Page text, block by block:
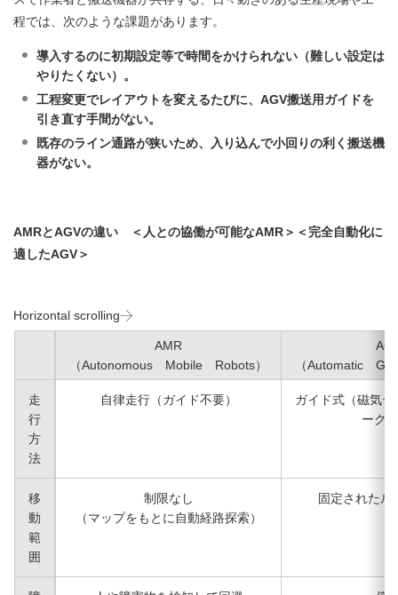
程では、次のような課題があります。
導入するのに初期設定等で時間をかけられない（難しい設定は
やりたくない）。
工程変更でレイアウトを変えるたびに、AGV搬送用ガイドを
引き直す手間がない。
既存のライン通路が狭いため、入り込んで小回りの利く搬送機
器がない。
AMRとAGVの違い ＜人との協働が可能なAMR＞＜完全自動化に
適したAGV＞
Horizontal scrolling
AMR
（Autonomous Mobile Robots）
（Automatic
走
行
方
法
自律走行（ガイド不要）
ガイド式（磁気
ーク
移
動
範
囲
制限なし
（マップをもとに自動経路探索）
固定された